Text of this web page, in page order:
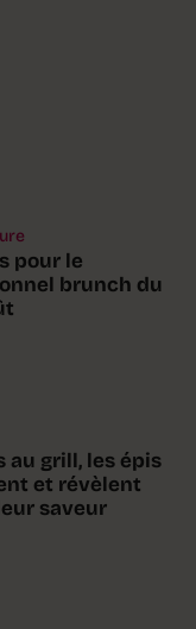
pour le
brunch du
au grill, les épis
et révèlent
saveur